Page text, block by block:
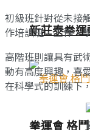
新莊泰拳
拳運會 格
初級班針對從未接
作培訓班，工作、
高階班則讓具有武
動有高度興趣，喜
在科學式的訓練下